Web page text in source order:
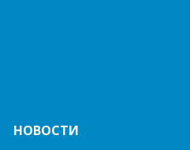
НОВОСТИ